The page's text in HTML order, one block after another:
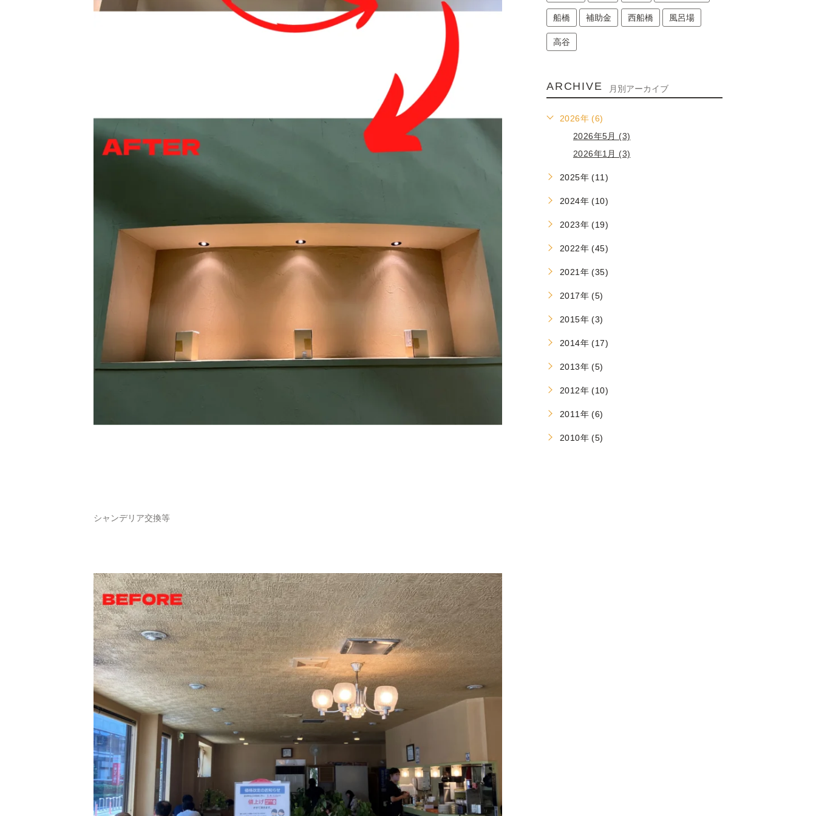
シャンデリア交換等
船橋 補助金 西船橋 風呂場
高谷
ARCHIVE 月別アーカイブ
2026年 (6)
2026年5月 (3)
2026年1月 (3)
2025年 (11)
2024年 (10)
2023年 (19)
2022年 (45)
2021年 (35)
2017年 (5)
2015年 (3)
2014年 (17)
2013年 (5)
2012年 (10)
2011年 (6)
2010年 (5)